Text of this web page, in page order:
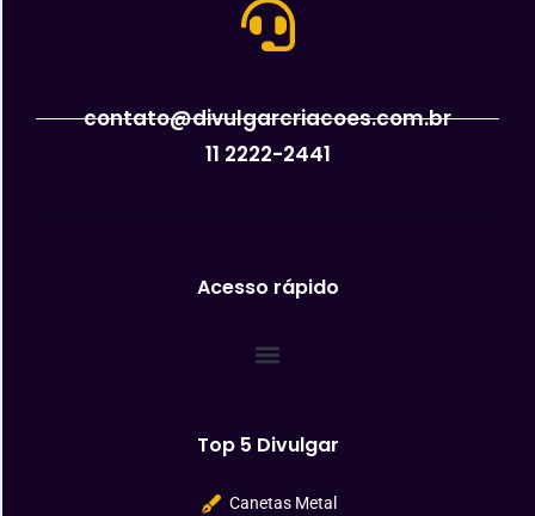
contato@divulgarcriacoes.com.br
11 2222-2441
Acesso rápido
Top 5 Divulgar
Canetas Metal